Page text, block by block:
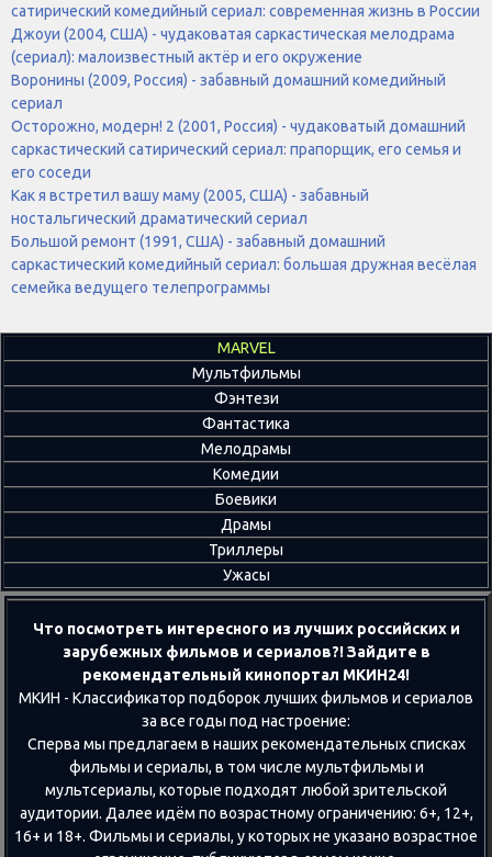
сатирический комедийный сериал: современная жизнь в России
Джоуи (2004, США) - чудаковатая саркастическая мелодрама
(сериал): малоизвестный актёр и его окружение
Воронины (2009, Россия) - забавный домашний комедийный
сериал
Осторожно, модерн! 2 (2001, Россия) - чудаковатый домашний
саркастический сатирический сериал: прапорщик, его семья и
его соседи
Как я встретил вашу маму (2005, США) - забавный
ностальгический драматический сериал
Большой ремонт (1991, США) - забавный домашний
саркастический комедийный сериал: большая дружная весёлая
семейка ведущего телепрограммы
MARVEL
Мультфильмы
Фэнтези
Фантастика
Мелодрамы
Комедии
Боевики
Драмы
Триллеры
Ужасы
Что посмотреть интересного из лучших российских и
зарубежных фильмов и сериалов?! Зайдите в
рекомендательный кинопортал МКИН24!
МКИН - Классификатор подборок лучших фильмов и сериалов
за все годы под настроение:
Сперва мы предлагаем в наших рекомендательных списках
фильмы и сериалы, в том числе мультфильмы и
мультсериалы, которые подходят любой зрительской
аудитории. Далее идём по возрастному ограничению: 6+, 12+,
16+ и 18+. Фильмы и сериалы, у которых не указано возрастное